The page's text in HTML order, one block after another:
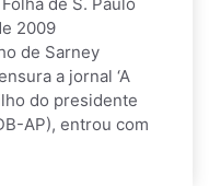
2009
de Sarney
a jornal ‘A
do presidente
AP), entrou com